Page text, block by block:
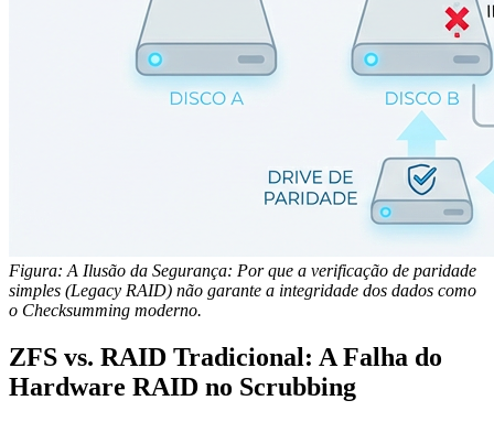
Figura: A Ilusão da Segurança: Por que a verificação de paridade
simples (Legacy RAID) não garante a integridade dos dados como
o Checksumming moderno.
ZFS vs. RAID Tradicional: A Falha do
Hardware RAID no Scrubbing